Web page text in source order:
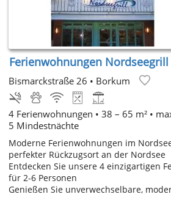
Ferienwohnungen Nordseegrill
Bismarckstraße 26 • Borkum
4 Ferienwohnungen • 38 – 65 m² •
5 Mindestnächte
Moderne Ferienwohnungen im
perfekter Rückzugsort an der Nordsee
Entdecken Sie unsere 4 einzigartigen
für 2-6 Personen
Genießen Sie unverwechselbare,